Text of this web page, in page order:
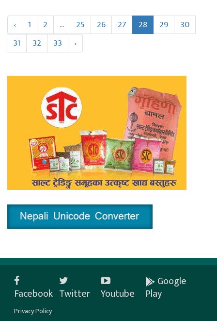
‹ 1 2 ... 25 26 27 28 29
30
31
32 33 ›
Facebook Twitter Youtube
Google
Play
Privacy Policy